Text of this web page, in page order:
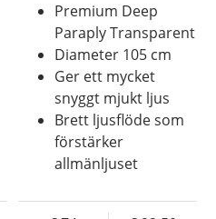
Premium Deep
Paraply Transparent
Diameter 105 cm
Ger ett mycket
snyggt mjukt ljus
Brett ljusflöde som
förstärker
allmänljuset